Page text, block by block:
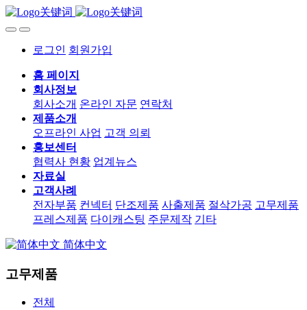
로그인 회원가입
홈 페이지
회사정보
회사소개 온라인 자문 연락처
제품소개
오프라인 사업 고객 의뢰
홍보센터
협력사 현황 업계뉴스
자료실
고객사례
전자부품 컨넥터 단조제품 사출제품 절삭가공 고무제품
프레스제품 다이캐스팅 주문제작 기타
简体中文
고무제품
전체